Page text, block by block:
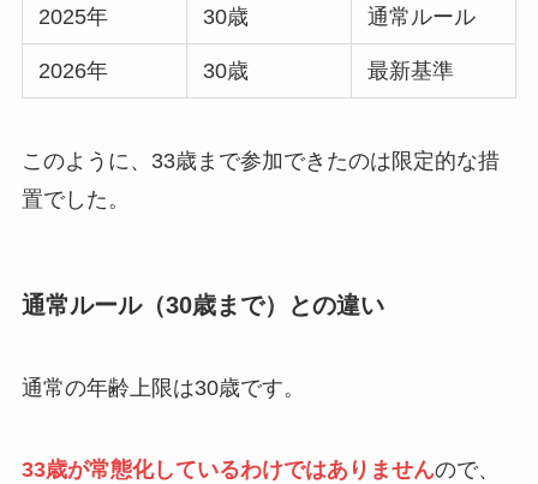
2025年 30歳 通常ルール
2026年 30歳 最新基準
このように、33歳まで参加できたのは限定的な措
置でした。
通常ルール（30歳まで）との違い
通常の年齢上限は30歳です。
33歳が常態化しているわけではありませんので、